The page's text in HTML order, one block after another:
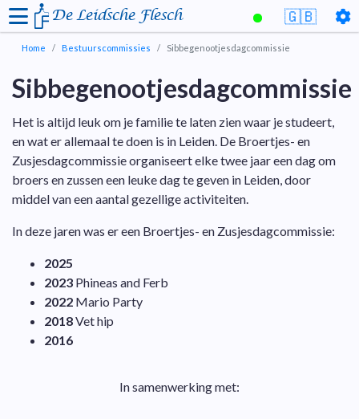
🇬🇧
De Leidsche Flesch
Home Bestuurscommissies Sibbegenootjesdagcommissie
Sibbegenootjesdagcommissie
Het is altijd leuk om je familie te laten zien waar je studeert,
en wat er allemaal te doen is in Leiden. De Broertjes- en
Zusjesdagcommissie organiseert elke twee jaar een dag om
broers en zussen een leuke dag te geven in Leiden, door
middel van een aantal gezellige activiteiten.
In deze jaren was er een Broertjes- en Zusjesdagcommissie:
2025
2023 Phineas and Ferb
2022 Mario Party
2018Vet hip
2016
In samenwerking met: